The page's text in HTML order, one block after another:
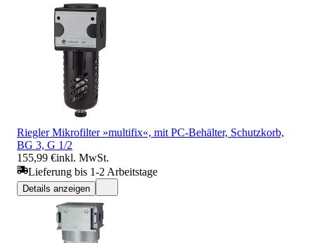
Riegler Mikrofilter »multifix«, mit PC-Behälter, Schutzkorb,
BG 3, G 1/2
155,99 €inkl. MwSt.
Lieferung bis 1-2 Arbeitstage
Details anzeigen